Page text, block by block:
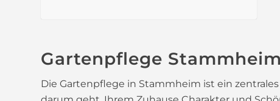
Gartenpflege Stammheim
Die Gartenpflege in Stammheim ist ein